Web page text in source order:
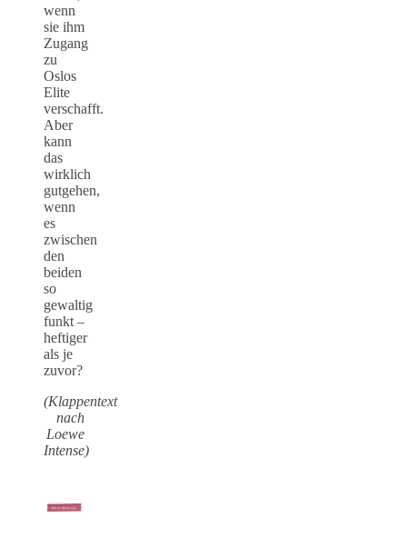
wenn
sie ihm
Zugang
zu
Oslos
Elite
verschafft.
Aber
kann
das
wirklich
gutgehen,
wenn
es
zwischen
den
beiden
so
gewaltig
funkt –
heftiger
als je
zuvor?
(Klappentext
nach
Loewe
Intense)